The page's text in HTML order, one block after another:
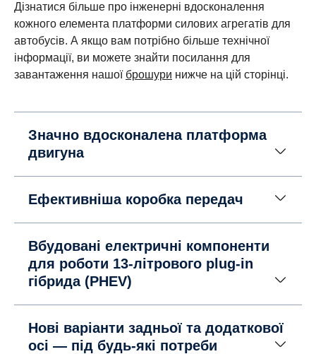
Дізнатися більше про інженерні вдосконалення
кожного елемента платформи силових агрегатів для
автобусів. А якщо вам потрібно більше технічної
інформації, ви можете знайти посилання для
завантаження нашої брошури нижче на цій сторінці.
Значно вдосконалена платформа
двигуна
Ефективніша коробка передач
Вбудовані електричні компоненти
для роботи 13-літрового plug-in
гібрида (PHEV)
Нові варіанти задньої та додаткової
осі — під будь-які потреби